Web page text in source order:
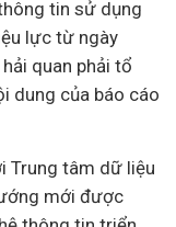
tin sử dụng
lực từ ngày
quan phải tổ
dung của báo cáo
Trung tâm dữ liệu
mới được